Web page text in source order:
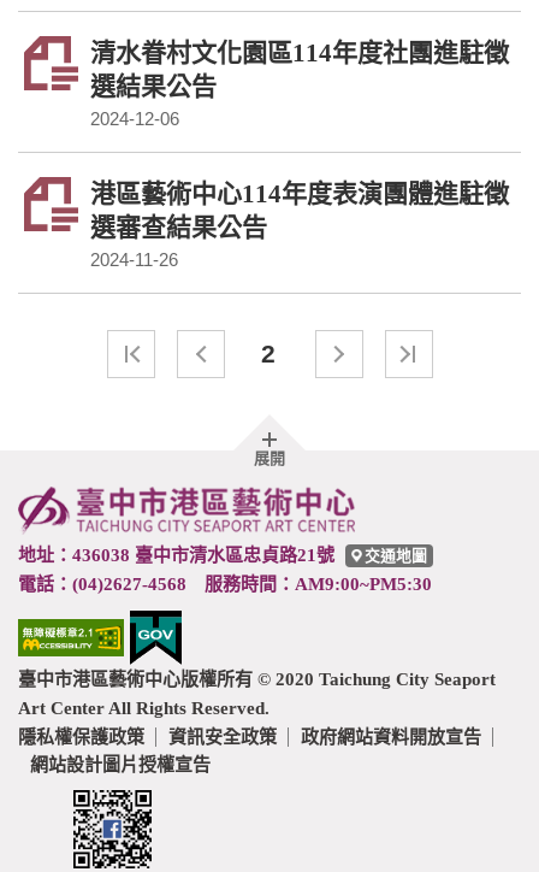
清水眷村文化園區114年度社團進駐徵
選結果公告
2024-12-06
港區藝術中心114年度表演團體進駐徵
選審查結果公告
2024-11-26
2
展開胖
尾
地址：436038 臺中市清水區忠貞路21號 交通地圖
電話：(04)2627-4568 服務時間：AM9:00~PM5:30
臺中市港區藝術中心版權所有 © 2020 Taichung City Seaport
Art Center All Rights Reserved.
隱私權保護政策 資訊安全政策
政府網站資料開放宣告
網站設計圖片授權宣告